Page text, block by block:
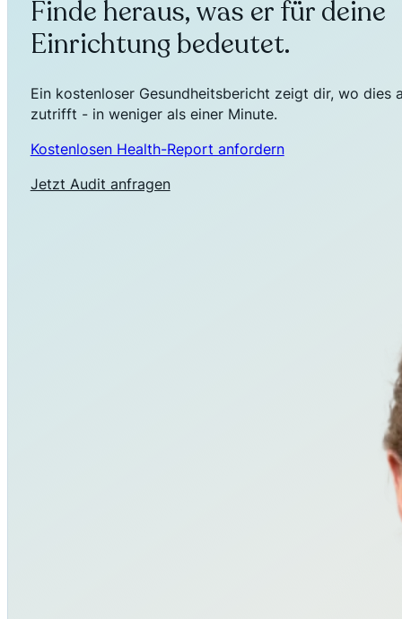
Finde heraus, was er für deine
Einrichtung bedeutet.
Ein kostenloser Gesundheitsbericht zeigt dir, wo dies
zutrifft - in weniger als einer Minute.
Kostenlosen Health-Report anfordern
Jetzt Audit anfragen